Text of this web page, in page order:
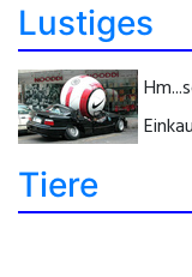
Lustiges
Tiere